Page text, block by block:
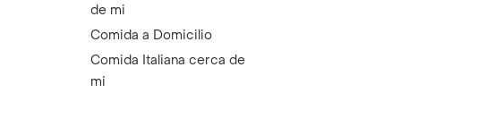
de mi
Comida a Domicilio
Comida Italiana cerca de
mi